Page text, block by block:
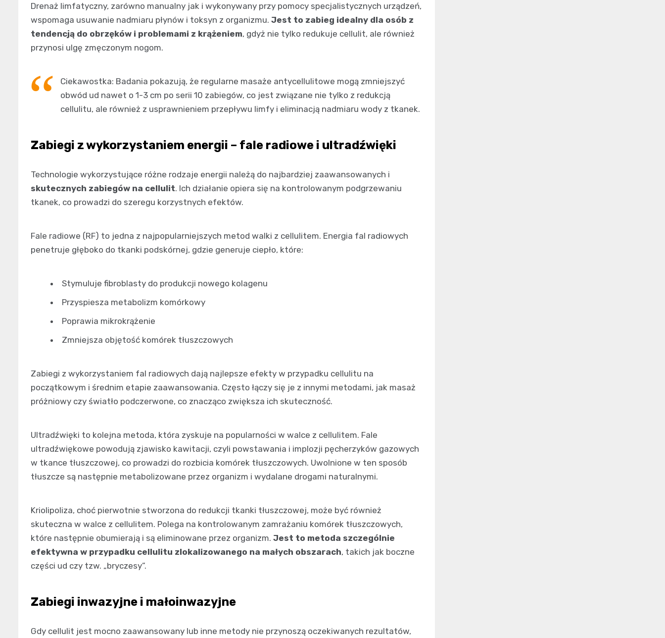
Drenaż limfatyczny, zarówno manualny jak i wykonywany przy pomocy specjalistycznych urządzeń,
wspomaga usuwanie nadmiaru płynów i toksyn z organizmu. Jest to zabieg idealny dla osób z
tendencją do obrzęków i problemami z krążeniem, gdyż nie tylko redukuje cellulit, ale również
przynosi ulgę zmęczonym nogom.
Ciekawostka: Badania pokazują, że regularne masaże antycellulitowe mogą zmniejszyć
obwód ud nawet o 1-3 cm po serii 10 zabiegów, co jest związane nie tylko z redukcją
cellulitu, ale również z usprawnieniem przepływu limfy i eliminacją nadmiaru wody z tkanek.
Zabiegi z wykorzystaniem energii – fale radiowe i ultradźwięki
Technologie wykorzystujące różne rodzaje energii należą do najbardziej zaawansowanych i
skutecznych zabiegów na cellulit. Ich działanie opiera się na kontrolowanym podgrzewaniu
tkanek, co prowadzi do szeregu korzystnych efektów.
Fale radiowe (RF) to jedna z najpopularniejszych metod walki z cellulitem. Energia fal radiowych
penetruje głęboko do tkanki podskórnej, gdzie generuje ciepło, które:
Stymuluje fibroblasty do produkcji nowego kolagenu
Przyspiesza metabolizm komórkowy
Poprawia mikrokrążenie
Zmniejsza objętość komórek tłuszczowych
Zabiegi z wykorzystaniem fal radiowych dają najlepsze efekty w przypadku cellulitu na
początkowym i średnim etapie zaawansowania. Często łączy się je z innymi metodami, jak masaż
próżniowy czy światło podczerwone, co znacząco zwiększa ich skuteczność.
Ultradźwięki to kolejna metoda, która zyskuje na popularności w walce z cellulitem. Fale
ultradźwiękowe powodują zjawisko kawitacji, czyli powstawania i implozji pęcherzyków gazowych
w tkance tłuszczowej, co prowadzi do rozbicia komórek tłuszczowych. Uwolnione w ten sposób
tłuszcze są następnie metabolizowane przez organizm i wydalane drogami naturalnymi.
Kriolipoliza, choć pierwotnie stworzona do redukcji tkanki tłuszczowej, może być również
skuteczna w walce z cellulitem. Polega na kontrolowanym zamrażaniu komórek tłuszczowych,
które następnie obumierają i są eliminowane przez organizm. Jest to metoda szczególnie
efektywna w przypadku cellulitu zlokalizowanego na małych obszarach, takich jak boczne
części ud czy tzw. „bryczesy”.
Zabiegi inwazyjne i małoinwazyjne
Gdy cellulit jest mocno zaawansowany lub inne metody nie przynoszą oczekiwanych rezultatów,